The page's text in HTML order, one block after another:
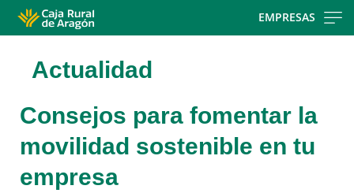
EMPRESAS
Actualidad
Consejos para fomentar la
movilidad sostenible en tu
empresa